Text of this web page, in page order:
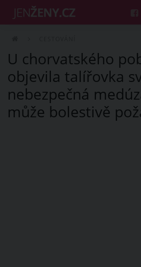
U chorvatského
objevila talířovka
nebezpečná
může bolestivě